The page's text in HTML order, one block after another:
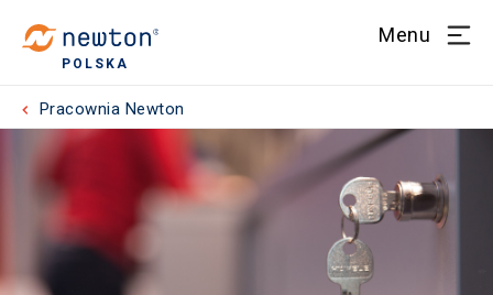
POLSKA
Menu
Pracownia Newton